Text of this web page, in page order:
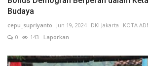
Budaya
cepu_supriyanto Jun 19, 2024 DKI Jakarta
KOTA
0
143 Laporkan